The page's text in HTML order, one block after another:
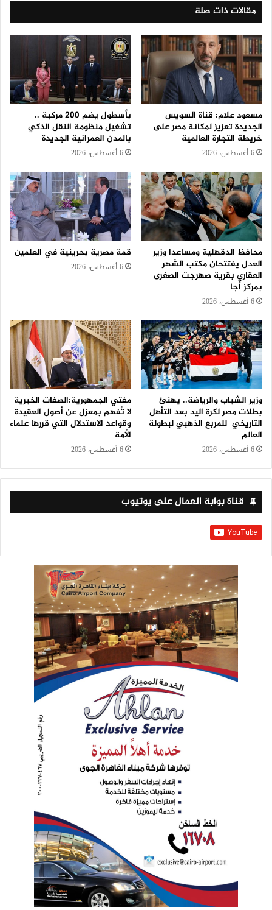
مقالات ذات صلة
مسعود علام: قناة السويس
الجديدة تعزيز لمكانة مصر على
خريطة التجارة العالمية
6 أغسطس، 2026
بأسطول يضم 200 مركبة ..
تشغيل منظومة النقل الذكي
بالمدن العمرانية الجديدة
6 أغسطس، 2026
محافظ الدقهلية ومساعدا وزير
العدل يفتتحان مكتب الشهر
العقاري بقرية صهرجت الصغرى
بمركز أجا
6 أغسطس، 2026
قمة مصرية بحرينية في العلمين
6 أغسطس، 2026
وزير الشباب والرياضة.. يهنئ
بطلات مصر لكرة اليد بعد التأهل
التاريخي للمربع الذهبي لبطولة
العالم
6 أغسطس، 2026
مفتي الجمهورية:الصفات الخبرية
لا تُفهم بمعزل عن أصول العقيدة
وقواعد الاستدلال التي قررها علماء
الأمة
6 أغسطس، 2026
قناة بوابة العمال على يوتيوب